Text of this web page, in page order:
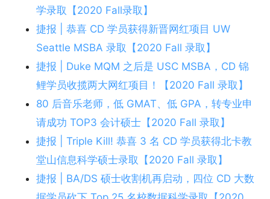
学录取【2020 Fall录取】
捷报 | 恭喜 CD 学员获得新晋网红项目 UW
Seattle MSBA 录取【2020 Fall 录取】
捷报 | Duke MQM 之后是 USC MSBA，CD 锦
鲤学员收揽两大网红项目！【2020 Fall 录取】
80 后音乐老师，低 GMAT、低 GPA，转专业申
请成功 TOP3 会计硕士【2020 Fall 录取】
捷报 | Triple Kill! 恭喜 3 名 CD 学员获得北卡教
堂山信息科学硕士录取【2020 Fall 录取】
捷报 | BA/DS 硕士收割机再启动，四位 CD 大数